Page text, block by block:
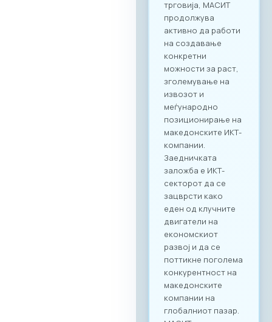
поттикне не само
соработка во
рамки на
технолошкиот
сектор, туку и
меѓусекторско
поврзување. Покрај
ИКТ секторот, на
настанот се
очекува присуство
на компании од
различни
индустрии, со што
се отвора широк
простор за
дигитализација на
бизнис процесите
и директни средби
помеѓу домашните
ИКТ добавувачи и
потенцијални
клиенти од други
стопански гранки.
Преку наменската
B2B платформа,